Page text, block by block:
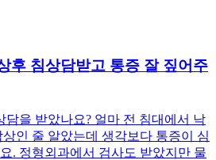
후 침상담받고 통증 잘 짚어주
을 받았나요? 얼마 전 침대에서 낙
인 줄 알았는데 생각보다 통증이 심
. 정형외과에서 검사도 받았지만 물